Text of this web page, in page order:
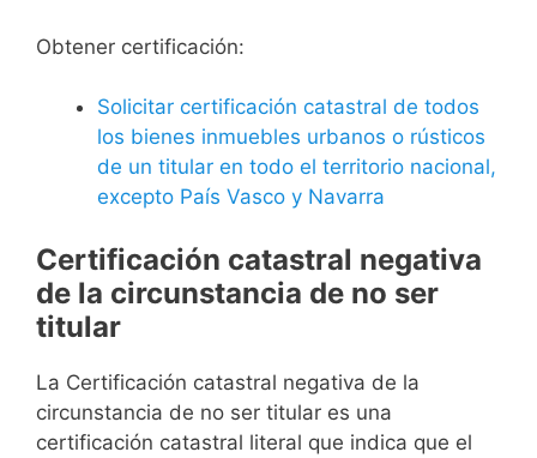
Obtener certificación:
Solicitar certificación catastral de todos
los bienes inmuebles urbanos o rústicos
de un titular en todo el territorio nacional,
excepto País Vasco y Navarra
Certificación catastral negativa
de la circunstancia de no ser
titular
La Certificación catastral negativa de la
circunstancia de no ser titular es una
certificación catastral literal que indica que el